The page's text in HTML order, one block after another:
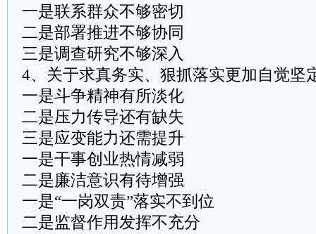
一是联系群众不够密切
二是部署推进不够协同
三是调查研究不够深入
4、关于求真务实、狠抓落实更加自觉坚
一是斗争精神有所淡化
二是压力传导还有缺失
三是应变能力还需提升
一是干事创业热情减弱
二是廉洁意识有待增强
一是“一岗双责”落实不到位
二是监督作用发挥不充分